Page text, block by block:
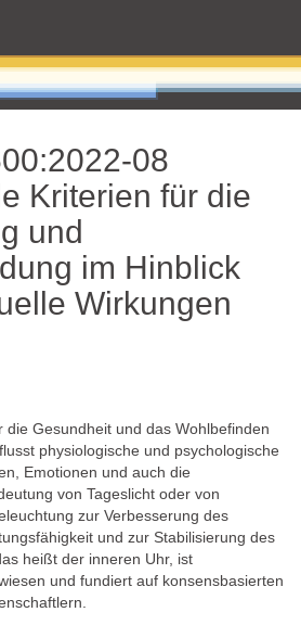
08
Kriterien für die
und
im Hinblick
Wirkungen
die Gesundheit und das Wohlbefinden
physiologische und psychologische
Emotionen und auch die
von Tageslicht oder von
zur Verbesserung des
und zur Stabilisierung des
heißt der inneren Uhr, ist
und fundiert auf konsensbasierten